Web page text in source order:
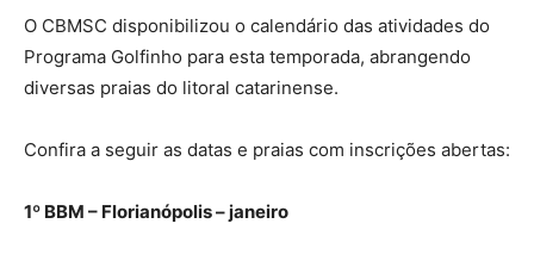
O CBMSC disponibilizou o calendário das atividades do
Programa Golfinho para esta temporada, abrangendo
diversas praias do litoral catarinense.
Confira a seguir as datas e praias com inscrições abertas:
1º BBM – Florianópolis – janeiro